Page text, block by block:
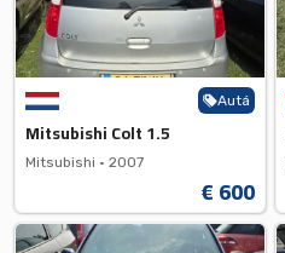
Autá
Mitsubishi Colt 1.5
Mitsubishi • 2007
€ 600